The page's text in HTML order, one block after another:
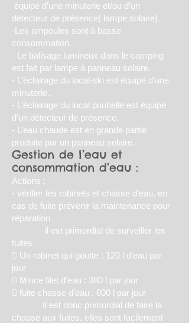
équipé d’une minuterie et/ou d’un
détecteur de présence( lampe solaire).
-Les ampoules sont à basse
consommation.
- Le balisage lumineux dans le camping
est fait par lampe à panneau solaire.
- L’éclairage du local-ski est équipé d’une
minuterie..
- L’éclairage du local poubelle est équipé
d’un détecteur de présence.
- L’eau chaude est en grande partie
produite par un panneau solaire.
Gestion de l’eau et
consommation d’eau :
Actions :
- vérifier les robinets et chasse d’eau, en
cas de fuite prévenir la maintenance pour
réparation
il est primordial de surveiller les
fuites
 Un robinet qui goutte : 120 l d’eau par
jour
 Mince filet d’eau : 380 l par jour
 fuite chasse d’eau : 600 l par jour
Il est donc primordial de faire la
chasse aux fuites, elles sont facilement